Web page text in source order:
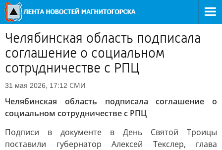
Челябинская область подписала
соглашение о социальном
сотрудничестве с РПЦ
31 мая 2026, 17:12 СМИ
Челябинская область подписала соглашение о
социальном сотрудничестве с РПЦ
Подписи в документе в День Святой Троицы
поставили губернатор Алексей Текслер, глава